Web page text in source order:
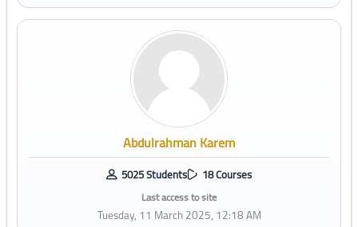
Abdulrahman Karem
5025 Students 18 Courses
Last access to site
Tuesday, 11 March 2025, 12:18 AM